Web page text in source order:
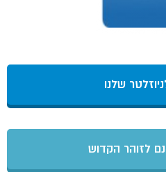
שלנו
לזוהר הקדוש